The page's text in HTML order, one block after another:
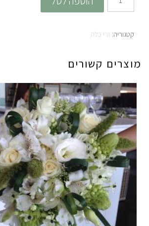
של
בקטן
קטגוריה: זרי כלה
מוצרים קשורים